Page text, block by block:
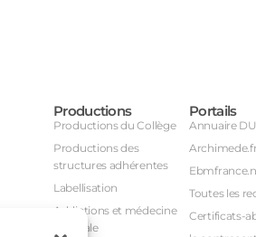
Productions
Productions du Collège
Productions des
structures adhérentes
Labellisation
Addictions et médecine
générale
Portails
Annuaire
Toutes les
Certificats-